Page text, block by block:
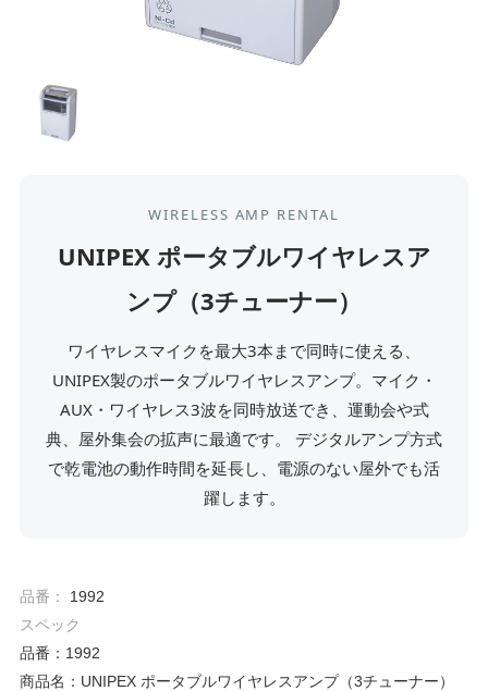
WIRELESS AMP RENTAL
UNIPEX ポータブルワイヤレスア
ンプ（3チューナー）
ワイヤレスマイクを最大3本まで同時に使える、
UNIPEX製のポータブルワイヤレスアンプ。マイク・
AUX・ワイヤレス3波を同時放送でき、運動会や式
典、屋外集会の拡声に最適です。 デジタルアンプ方式
で乾電池の動作時間を延長し、電源のない屋外でも活
躍します。
品番：
1992
スペック
品番：1992
商品名：UNIPEX ポータブルワイヤレスアンプ（3チューナー）